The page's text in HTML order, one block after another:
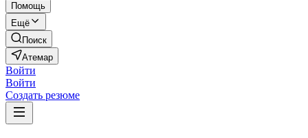
Помощь
Ещё
Поиск
Атемар
Войти
Войти
Создать резюме